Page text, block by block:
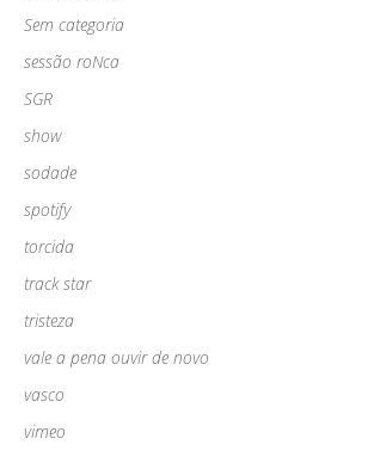
Sem categoria
sessão roNca
SGR
show
sodade
spotify
torcida
track star
tristeza
vale a pena ouvir de novo
vasco
vimeo